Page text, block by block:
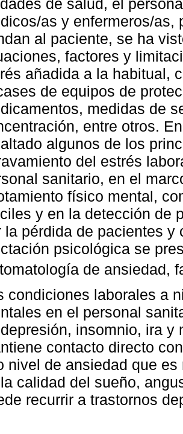
as y enfermeros/as,
al paciente, se ha
factores y
añadida a la habitual,
de equipos de
medidas de
entre otros.
algunos de los
del estrés
sanitario, en el
físico mental,
y en la detección de
la pérdida de pacientes y
psicológica se
de ansiedad,
condiciones laborales a
en el personal
insomnio, ira y
contacto directo
nivel de ansiedad que
calidad del sueño,
recurrir a trastornos